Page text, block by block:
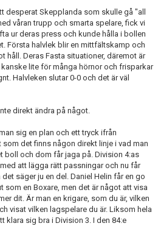
desperat Skepplanda som skulle gå "all
våran trupp och smarta spelare, fick vi
ur deras press och kunde hålla i bollen
Första halvlek blir en mittfältskamp och
håll. Deras Fasta situationer, däremot är
lite för många hörnor och frisparkar
Halvleken slutar 0-0 och det är väl
direkt ändra på något.
sig en plan och ett tryck ifrån
det finns någon direkt linje i vad man
boll och dom får jaga på. Division 4:as
att lägga rätt passningar och nu får
säger ju en del. Daniel Helin får en go
som en Boxare, men det är något att visa
dit. Är man en krigare, som du är, vilken
visat vilken lagspelare du är. Liksom hela
klara sig bra i Division 3. I den 84:e